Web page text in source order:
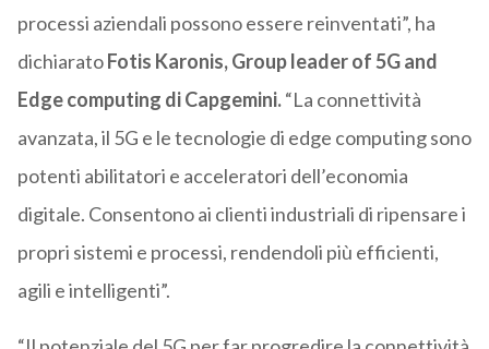
processi aziendali possono essere reinventati”, ha
dichiaratoFotis Karonis, Group leader of 5G and
Edge computing di Capgemini.“La connettività
avanzata, il 5G e le tecnologie di edge computing sono
potenti abilitatori e acceleratori dell’economia
digitale. Consentono ai clienti industriali di ripensare i
propri sistemi e processi, rendendoli più efficienti,
agili e intelligenti”.